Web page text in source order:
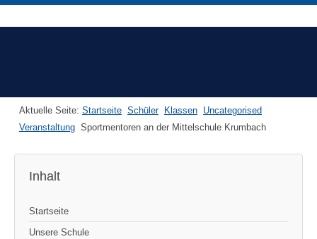
Aktuelle Seite: Startseite Schüler Klassen Uncategorised
Veranstaltung Sportmentoren an der Mittelschule Krumbach
Inhalt
Startseite
Unsere Schule